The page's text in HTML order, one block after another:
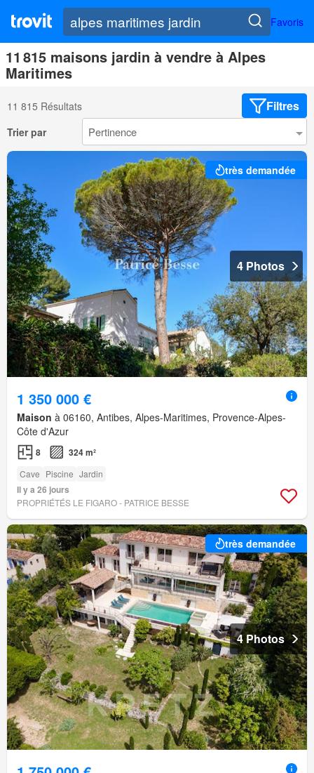
Favoris
11 815 maisons jardin à vendre à Alpes
Maritimes
11 815 Résultats Filtres
Trier par
très demandée
4 Photos
1 350 000 €
Maison à 06160, Antibes, Alpes-Maritimes, Provence-Alpes-
Côte d'Azur
8 324 m²
Cave Piscine Jardin
Il y a 26 jours
PROPRIÉTÉS LE FIGARO - PATRICE BESSE
très demandée
4 Photos